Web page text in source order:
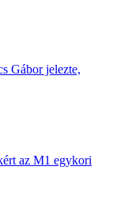
Gábor jelezte,
az M1 egykori